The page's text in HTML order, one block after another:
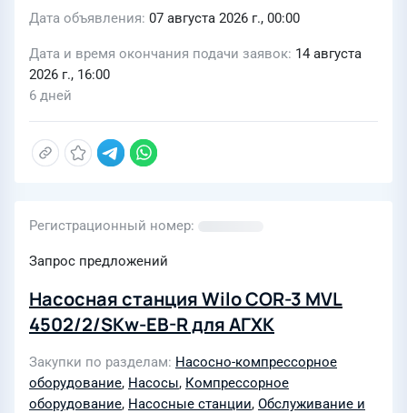
Дата объявления 07 августа 2026 г., 00:00
Дата и время окончания подачи заявок 14 августа
2026 г., 16:00
6 дней
Регистрационный номер
Запрос предложений
Насосная станция Wilo COR-3 MVL
4502/2/SKw-EB-R для АГХК
Закупки по разделам Насосно-компрессорное
оборудование, Насосы, Компрессорное
оборудование, Насосные станции, Обслуживание и